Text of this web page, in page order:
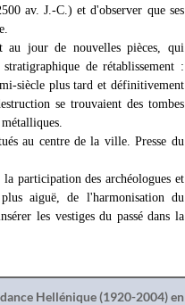
av. J.-C.) et d'observer que ses
au jour de nouvelles pièces, qui
de rétablissement :
siècle plus tard et définitivement
se trouvaient des tombes
au centre de la ville. Presse du
participation des archéologues et
aiguë, de l'harmonisation du
les vestiges du passé dans la
Hellénique (1920-2004) en